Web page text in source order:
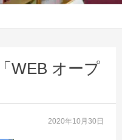
WEB オープ
2020年10月30日